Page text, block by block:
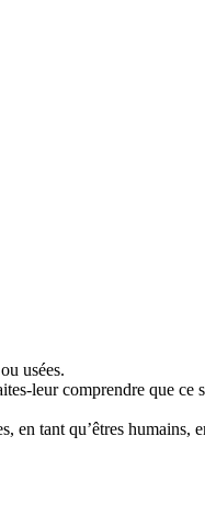
usées.
leur comprendre que ce
en tant qu’êtres